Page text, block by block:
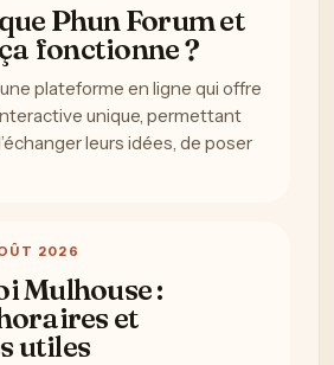
Phun Forum et
fonctionne ?
plateforme en ligne qui offre
unique, permettant
leurs idées, de poser
2026
Mulhouse :
et
utiles